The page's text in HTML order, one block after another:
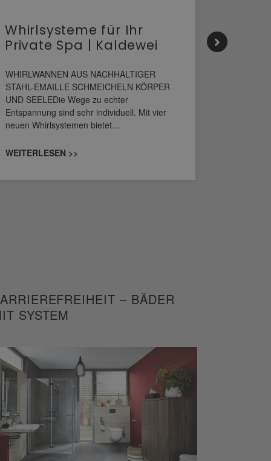
Whirlsysteme für Ihr
Private Spa | Kaldewei
WHIRLWANNEN AUS NACHHALTIGER
STAHL-EMAILLE SCHMEICHELN KÖRPER
UND SEELEDie Wege zu echter
Entspannung sind sehr individuell. Mit vier
neuen Whirlsystemen bietet…
WEITERLESEN >>
– BÄDER
SYSTEM